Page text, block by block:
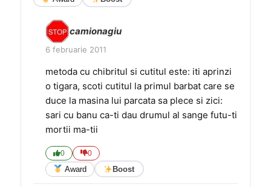
camionagiu
6 februarie 2011
metoda cu chibritul si cutitul este: iti aprinzi
o tigara, scoti cutitul la primul barbat care se
duce la masina lui parcata sa plece si zici:
sari cu banu ca-ti dau drumul al sange futu-ti
mortii ma-tii
0 0
Award Boost